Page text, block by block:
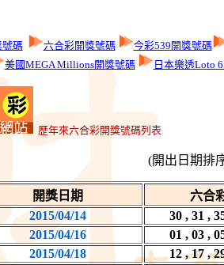
碼 六合彩開獎號碼 今彩539開獎號碼
美國MEGA Millions開獎號碼 日本樂透Loto
歷年來六合彩開獎號碼列表
(開出日期排
開獎日期 六合
2015/04/14 30 , 31 ,
2015/04/16 01 , 03 ,
2015/04/18 12 , 17 ,